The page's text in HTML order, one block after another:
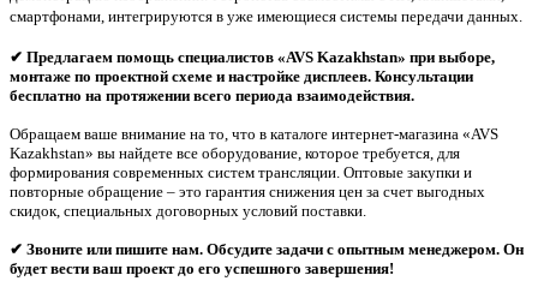
смартфонами, интегрируются в уже имеющиеся системы передачи данных.
✔ Предлагаем помощь специалистов «AVS Kazakhstan» при выборе,
монтаже по проектной схеме и настройке дисплеев. Консультации
бесплатно на протяжении всего периода взаимодействия.
Обращаем ваше внимание на то, что в каталоге интернет-магазина «AVS
Kazakhstan» вы найдете все оборудование, которое требуется, для
формирования современных систем трансляции. Оптовые закупки и
повторные обращение – это гарантия снижения цен за счет выгодных
скидок, специальных договорных условий поставки.
✔ Звоните или пишите нам. Обсудите задачи с опытным менеджером. Он
будет вести ваш проект до его успешного завершения!